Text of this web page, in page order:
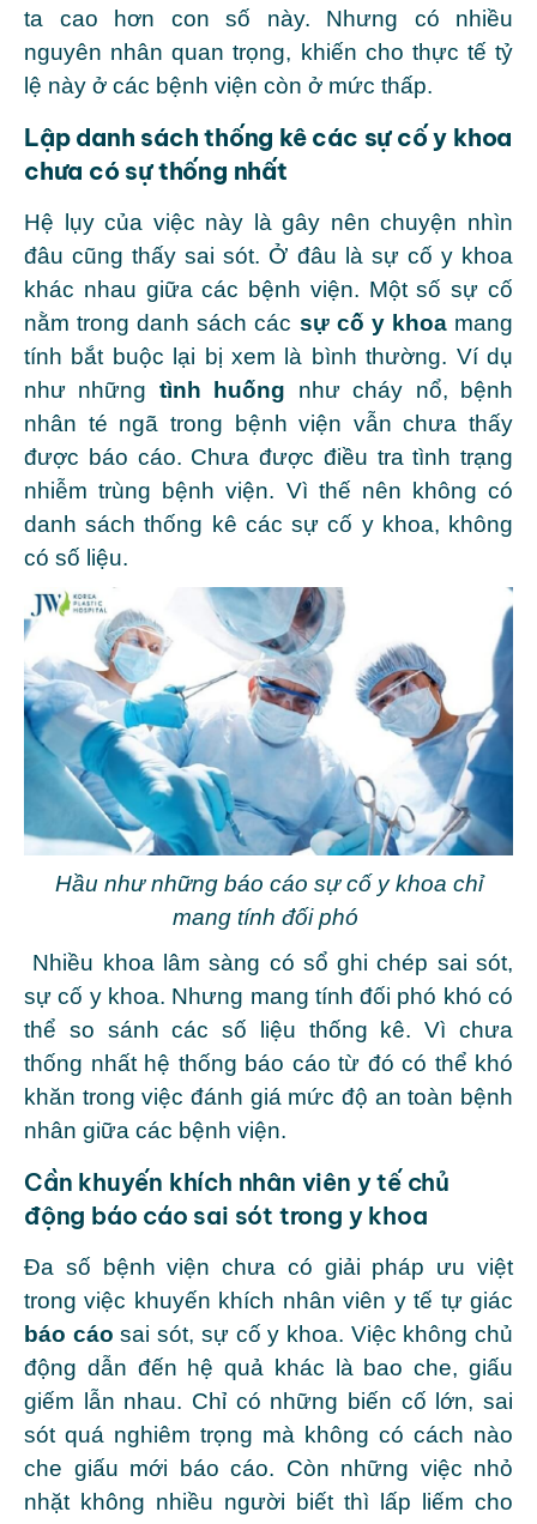
ta cao hơn con số này. Nhưng có nhiều
nguyên nhân quan trọng, khiến cho thực tế tỷ
lệ này ở các bệnh viện còn ở mức thấp.
Lập danh sách thống kê các sự cố y khoa
chưa có sự thống nhất
Hệ lụy của việc này là gây nên chuyện nhìn
đâu cũng thấy sai sót. Ở đâu là sự cố y khoa
khác nhau giữa các bệnh viện. Một số sự cố
nằm trong danh sách các sự cố y khoamang
tính bắt buộc lại bị xem là bình thường. Ví dụ
như những tình huống như cháy nổ, bệnh
nhân té ngã trong bệnh viện vẫn chưa thấy
được báo cáo. Chưa được điều tra tình trạng
nhiễm trùng bệnh viện. Vì thế nên không có
danh sách thống kê các sự cố y khoa, không
có số liệu.
Hầu như những báo cáo sự cố y khoa chỉ
mang tính đối phó
Nhiều khoa lâm sàng có sổ ghi chép sai sót,
sự cố y khoa. Nhưng mang tính đối phó khó có
thể so sánh các số liệu thống kê. Vì chưa
thống nhất hệ thống báo cáo từ đó có thể khó
khăn trong việc đánh giá mức độ an toàn bệnh
nhân giữa các bệnh viện.
Cần khuyến khích nhân viên y tế chủ
động báo cáo sai sót trong y khoa
Đa số bệnh viện chưa có giải pháp ưu việt
trong việc khuyến khích nhân viên y tế tự giác
báo cáo sai sót, sự cố y khoa. Việc không chủ
động dẫn đến hệ quả khác là bao che, giấu
giếm lẫn nhau. Chỉ có những biến cố lớn, sai
sót quá nghiêm trọng mà không có cách nào
che giấu mới báo cáo. Còn những việc nhỏ
nhặt không nhiều người biết thì lấp liếm cho